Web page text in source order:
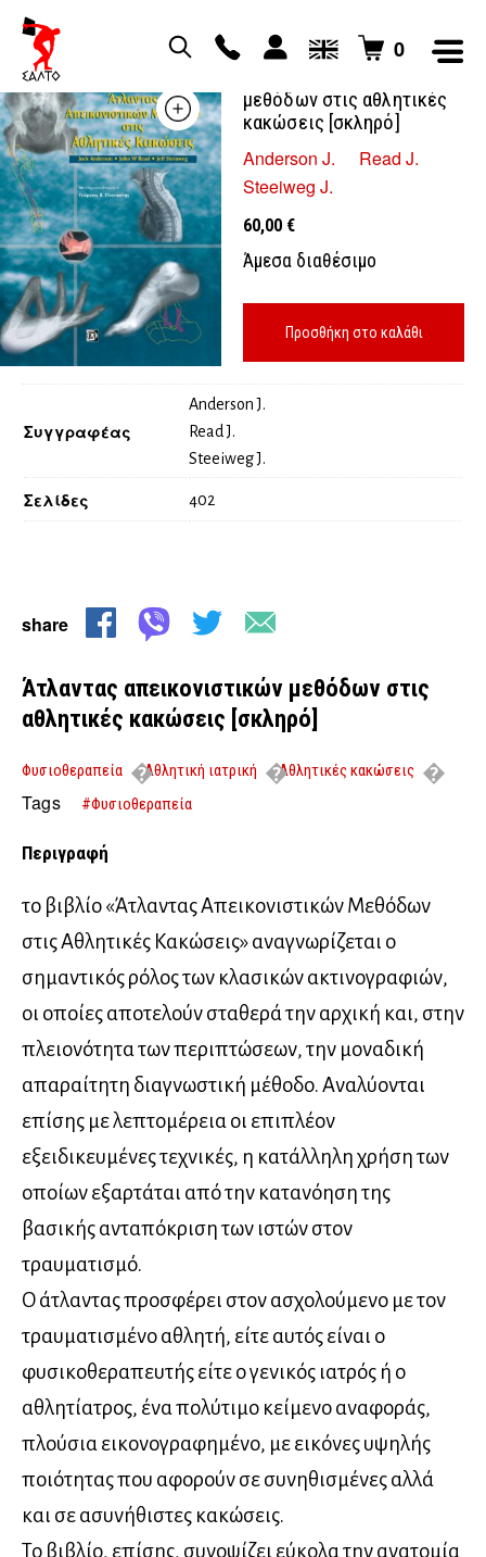
0
μεθόδων στις αθλητικές
κακώσεις [σκληρό]
Anderson J.
Read J.
Steeiweg J.
60,00 €
Άμεσα διαθέσιμο
Προσθήκη στο καλάθι
Συγγραφέας
Anderson J.
Read J.
Steeiweg J.
Σελίδες 402
share
Άτλαντας απεικονιστικών μεθόδων στις
αθλητικές κακώσεις [σκληρό]
Φυσιοθεραπεία Αθλητική ιατρική
Αθλητικές κακώσεις
Άτλαντας απεικονιστικών μεθόδων στις αθλητικές κακώσεις
Tags #Φυσιοθεραπεία
Περιγραφή
το βιβλίο «Άτλαντας Απεικονιστικών Μεθόδων
στις Αθλητικές Κακώσεις» αναγνωρίζεται ο
σημαντικός ρόλος των κλασικών ακτινογραφιών,
οι οποίες αποτελούν σταθερά την αρχική και, στην
πλειονότητα των περιπτώσεων, την μοναδική
απαραίτητη διαγνωστική μέθοδο. Αναλύονται
επίσης με λεπτομέρεια οι επιπλέον
εξειδικευμένες τεχνικές, η κατάλληλη χρήση των
οποίων εξαρτάται από την κατανόηση της
βασικής ανταπόκριση των ιστών στον
τραυματισμό.
Ο άτλαντας προσφέρει στον ασχολούμενο με τον
τραυματισμένο αθλητή, είτε αυτός είναι ο
φυσικοθεραπευτής είτε ο γενικός ιατρός ή ο
αθλητίατρος, ένα πολύτιμο κείμενο αναφοράς,
πλούσια εικονογραφημένο, με εικόνες υψηλής
ποιότητας που αφορούν σε συνηθισμένες αλλά
και σε ασυνήθιστες κακώσεις.
Το βιβλίο, επίσης, συνοψίζει εύκολα την ανατομία